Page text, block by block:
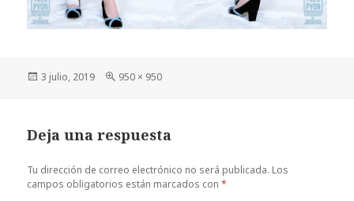
Publicado
3 julio, 2019
Tamaño
950 × 950
Deja una respuesta
Tu dirección de correo electrónico no será publicada. Los
campos obligatorios están marcados con*